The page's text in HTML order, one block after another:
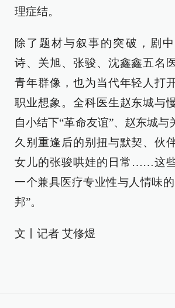
理症结。
除了题材与叙事的突破，剧
诗、关旭、张骏、沈鑫鑫五名
青年群像，也为当代年轻人打
职业想象。全科医生赵东城与
自小结下“革命友谊”、赵东城与
久别重逢后的别扭与默契、伙
女儿的张骏哄娃的日常……这
一个兼具医疗专业性与人情味
邦”。
文丨记者 艾修煜